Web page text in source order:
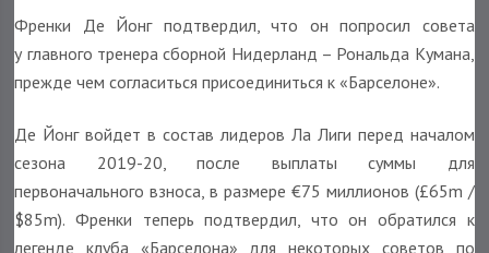
Френки Де Йонг подтвердил, что он попросил совета
у главного тренера сборной Нидерланд – Рональда Кумана,
прежде чем согласиться присоединиться к «Барселоне».
Де Йонг войдет в состав лидеров Ла Лиги перед началом
сезона 2019-20, после выплаты суммы для
первоначального взноса, в размере €75 миллионов (£65m /
$85m). Френки теперь подтвердил, что он обратился к
легенде клуба «Барселона» для некоторых советов по